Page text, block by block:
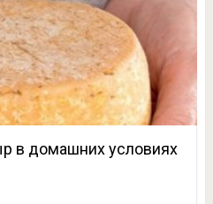
в домашних условиях